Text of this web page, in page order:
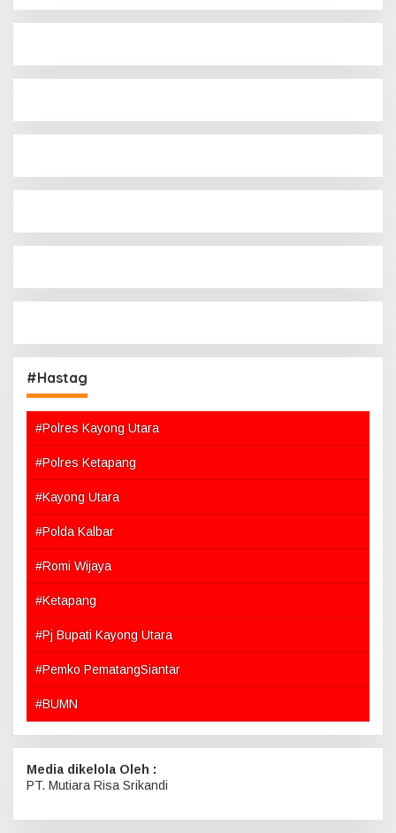
#Hastag
#Polres Kayong Utara
#Polres Ketapang
#Kayong Utara
#Polda Kalbar
#Romi Wijaya
#Ketapang
#Pj Bupati Kayong Utara
#Pemko PematangSiantar
#BUMN
Media dikelola Oleh :
PT. Mutiara Risa Srikandi